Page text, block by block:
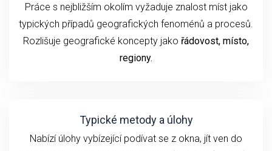
Práce s nejbližším okolím vyžaduje znalost míst jako
typických případů geografických fenoménů a procesů.
Rozlišuje geografické koncepty jako řádovost, místo,
regiony.
Typické metody a úlohy
Nabízí úlohy vybízející podívat se z okna, jít ven do